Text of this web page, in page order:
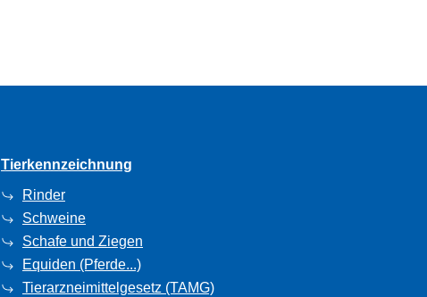
Tierkennzeichnung
Rinder
Schweine
Schafe und Ziegen
Equiden (Pferde...)
Tierarzneimittelgesetz (TAMG)